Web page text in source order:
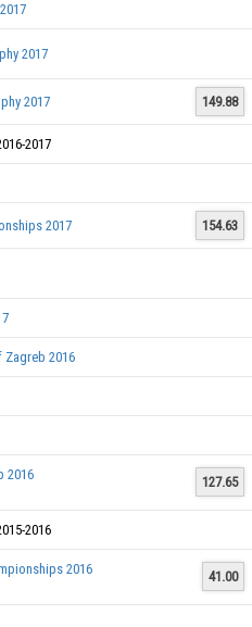
2017
2017 149.88
2017
2017 154.63
Zagreb 2016
2016
127.65
2016
2016
41.00